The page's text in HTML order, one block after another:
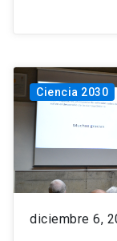
Ciencia 2030
diciembre 6,